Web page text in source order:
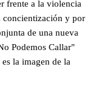
una iniciativa del área
que busca empoderar
frente a la violencia
concientización y por
de una nueva